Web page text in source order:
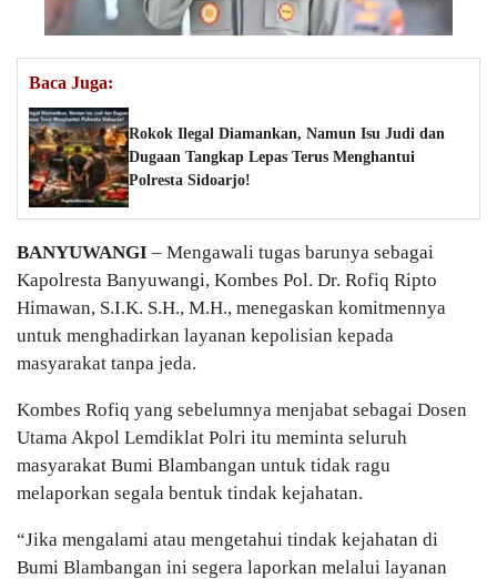
Baca Juga:
Rokok Ilegal Diamankan, Namun Isu Judi dan
Dugaan Tangkap Lepas Terus Menghantui
Polresta Sidoarjo!
BANYUWANGI – Mengawali tugas barunya sebagai
Kapolresta Banyuwangi, Kombes Pol. Dr. Rofiq Ripto
Himawan, S.I.K. S.H., M.H., menegaskan komitmennya
untuk menghadirkan layanan kepolisian kepada
masyarakat tanpa jeda.
Kombes Rofiq yang sebelumnya menjabat sebagai Dosen
Utama Akpol Lemdiklat Polri itu meminta seluruh
masyarakat Bumi Blambangan untuk tidak ragu
melaporkan segala bentuk tindak kejahatan.
“Jika mengalami atau mengetahui tindak kejahatan di
Bumi Blambangan ini segera laporkan melalui layanan